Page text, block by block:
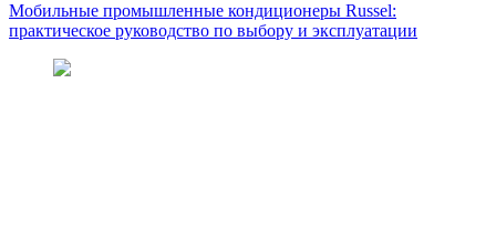
Мобильные промышленные кондиционеры Russel:
практическое руководство по выбору и эксплуатации